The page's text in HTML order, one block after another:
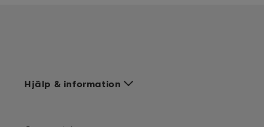
Hjälp & information